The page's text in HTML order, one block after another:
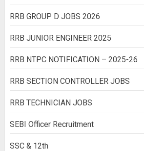
RRB GROUP D JOBS 2026
RRB JUNIOR ENGINEER 2025
RRB NTPC NOTIFICATION – 2025-26
RRB SECTION CONTROLLER JOBS
RRB TECHNICIAN JOBS
SEBI Officer Recruitment
SSC & 12th